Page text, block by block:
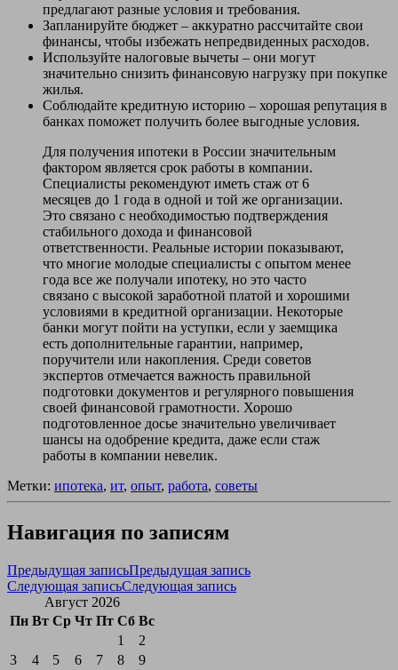
предлагают разные условия и требования.
Запланируйте бюджет – аккуратно рассчитайте свои
финансы, чтобы избежать непредвиденных расходов.
Используйте налоговые вычеты – они могут
значительно снизить финансовую нагрузку при покупке
жилья.
Соблюдайте кредитную историю – хорошая репутация в
банках поможет получить более выгодные условия.
Для получения ипотеки в России значительным
фактором является срок работы в компании.
Специалисты рекомендуют иметь стаж от 6
месяцев до 1 года в одной и той же организации.
Это связано с необходимостью подтверждения
стабильного дохода и финансовой
ответственности. Реальные истории показывают,
что многие молодые специалисты с опытом менее
года все же получали ипотеку, но это часто
связано с высокой заработной платой и хорошими
условиями в кредитной организации. Некоторые
банки могут пойти на уступки, если у заемщика
есть дополнительные гарантии, например,
поручители или накопления. Среди советов
экспертов отмечается важность правильной
подготовки документов и регулярного повышения
своей финансовой грамотности. Хорошо
подготовленное досье значительно увеличивает
шансы на одобрение кредита, даже если стаж
работы в компании невелик.
Метки: ипотека, ит, опыт, работа, советы
Навигация по записям
Предыдущая записьПредыдущая запись
Следующая записьСледующая запись
Август 2026
Пн Вт Ср Чт Пт Сб Вс
1
2
3
4 5 6 7 8
9